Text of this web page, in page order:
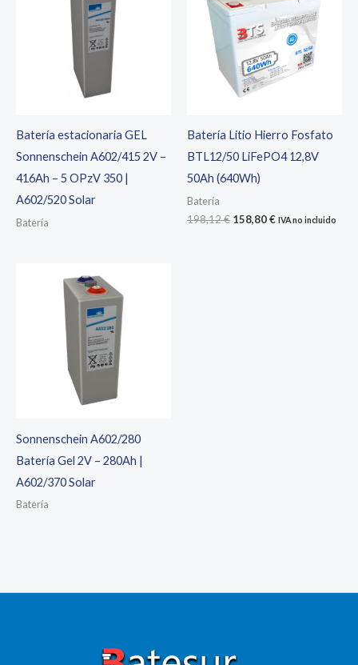
Batería estacionaria GEL
Sonnenschein A602/415 2V –
416Ah – 5 OPzV 350 |
A602/520 Solar
Batería
Batería Litio Hierro Fosfato
BTL12/50 LiFePO4 12,8V
50Ah (640Wh)
Batería
198,12€ El
158,80€ElIVA no incluido
Sonnenschein A602/280
Batería Gel 2V – 280Ah |
A602/370 Solar
Batería